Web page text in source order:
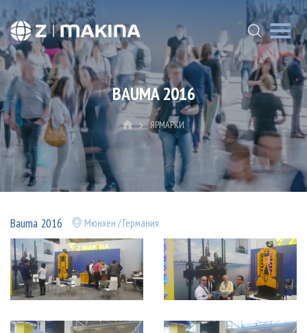
BAUMA 2016
ЯРМАРКИ
Bauma 2016 Мюнхен / Германия